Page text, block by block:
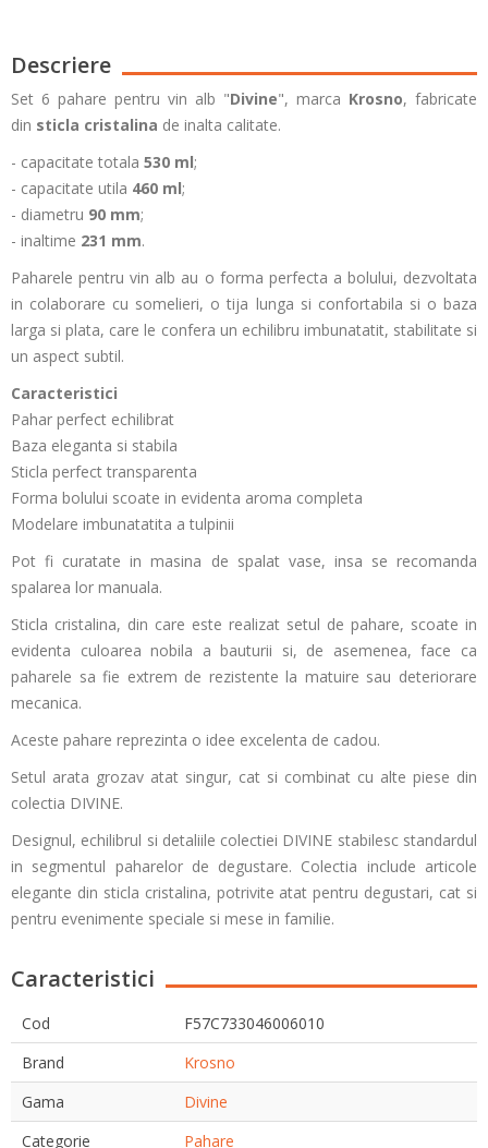
Descriere
Set 6 pahare pentru vin alb "Divine", marca Krosno, fabricate
din sticla cristalina de inalta calitate.
- capacitate totala 530 ml;
- capacitate utila 460 ml;
- diametru 90 mm;
- inaltime 231 mm.
Paharele pentru vin alb au o forma perfecta a bolului, dezvoltata
in colaborare cu somelieri, o tija lunga si confortabila si o baza
larga si plata, care le confera un echilibru imbunatatit, stabilitate si
un aspect subtil.
Caracteristici
Pahar perfect echilibrat
Baza eleganta si stabila
Sticla perfect transparenta
Forma bolului scoate in evidenta aroma completa
Modelare imbunatatita a tulpinii
Pot fi curatate in masina de spalat vase, insa se recomanda
spalarea lor manuala.
Sticla cristalina, din care este realizat setul de pahare, scoate in
evidenta culoarea nobila a bauturii si, de asemenea, face ca
paharele sa fie extrem de rezistente la matuire sau deteriorare
mecanica.
Aceste pahare reprezinta o idee excelenta de cadou.
Setul arata grozav atat singur, cat si combinat cu alte piese din
colectia DIVINE.
Designul, echilibrul si detaliile colectiei DIVINE stabilesc standardul
in segmentul paharelor de degustare. Colectia include articole
elegante din sticla cristalina, potrivite atat pentru degustari, cat si
pentru evenimente speciale si mese in familie.
Caracteristici
Cod
F57C733046006010
Brand
Krosno
Gama
Divine
Categorie
Pahare